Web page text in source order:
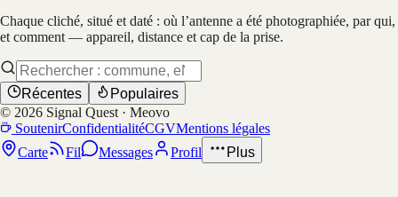
Chaque cliché, situé et daté : où l’antenne a été photographiée, par qui,
et comment — appareil, distance et cap de la prise.
Récentes
Populaires
© 2026 Signal Quest · Meovo
SoutenirConfidentialitéCGVMentions légales
Carte
Fil Messages Profil Plus